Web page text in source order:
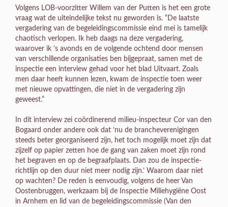
Volgens LOB-voorzitter Willem van der Putten is het een grote
vraag wat de uiteindelijke tekst nu geworden is. “De laatste
vergadering van de begeleidingscommissie eind mei is tamelijk
chaotisch verlopen. Ik heb daags na deze vergadering,
waarover ik ’s avonds en de volgende ochtend door mensen
van verschillende organisaties ben bijgepraat, samen met de
inspectie een interview gehad voor het blad Uitvaart. Zoals
men daar heeft kunnen lezen, kwam de inspectie toen weer
met nieuwe opvattingen, die niet in de vergadering zijn
geweest.”
In dit interview zei coördinerend milieu-inspecteur Cor van den
Bogaard onder andere ook dat ‘nu de brancheverenigingen
steeds beter georganiseerd zijn, het toch mogelijk moet zijn dat
zijzelf op papier zetten hoe de gang van zaken moet zijn rond
het begraven en op de begraafplaats. Dan zou de inspectie-
richtlijn op den duur niet meer nodig zijn.’ Waarom daar niet
op wachten? De reden is eenvoudig, volgens de heer Van
Oostenbruggen, werkzaam bij de Inspectie Miliehygiëne Oost
in Arnhem en lid van de begeleidingscommissie (Van den